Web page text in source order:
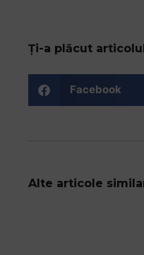
Ți-a plăcut
Facebook
Alte articole